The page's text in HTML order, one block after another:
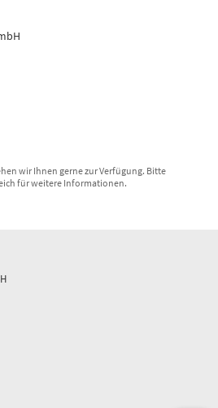
wir Ihnen gerne zur Verfügung. Bitte
für weitere Informationen.